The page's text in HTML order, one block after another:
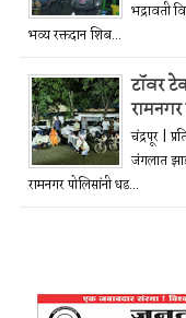
भद्रावती
भव्य रक्तदान शिब...
टॉवर
चंद्रपूर |
जंगलात
रामनगर पोलिसांनी धड...